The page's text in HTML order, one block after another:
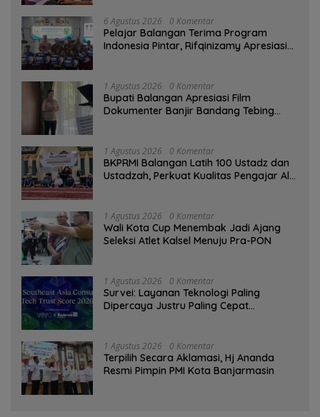
6 Agustus 2026 0 Komentar
Pelajar Balangan Terima Program
Indonesia Pintar, Rifqinizamy Apresiasi
1 Agustus 2026 0 Komentar
Bupati Balangan Apresiasi Film
Dokumenter Banjir Bandang Tebing
1 Agustus 2026 0 Komentar
BKPRMI Balangan Latih 100 Ustadz dan
Ustadzah, Perkuat Kualitas Pengajar Al-
1 Agustus 2026 0 Komentar
Wali Kota Cup Menembak Jadi Ajang
Seleksi Atlet Kalsel Menuju Pra-PON
1 Agustus 2026 0 Komentar
Survei: Layanan Teknologi Paling
Dipercaya Justru Paling Cepat
1 Agustus 2026 0 Komentar
‎Terpilih Secara Aklamasi, Hj Ananda
Resmi Pimpin PMI Kota Banjarmasin